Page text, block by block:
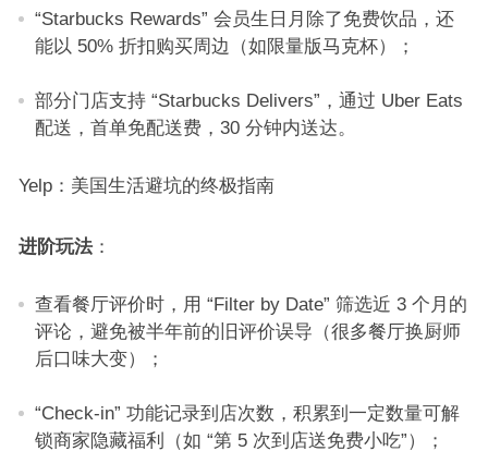
“Starbucks Rewards” 会员生日月除了免费饮品，还
能以 50% 折扣购买周边（如限量版马克杯）；​
部分门店支持 “Starbucks Delivers”，通过 Uber Eats
配送，首单免配送费，30 分钟内送达。​
Yelp：美国生活避坑的终极指南​
进阶玩法：​
查看餐厅评价时，用 “Filter by Date” 筛选近 3 个月的
评论，避免被半年前的旧评价误导（很多餐厅换厨师
后口味大变）；​
“Check-in” 功能记录到店次数，积累到一定数量可解
锁商家隐藏福利（如 “第 5 次到店送免费小吃”）；​